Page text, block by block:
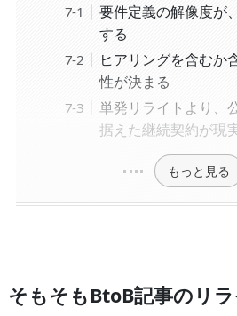
要件定義の解像度が
する
ヒアリングを含むか
性が決まる
単発リライトより、
据えた継続契約が現
もっと見る
そもそもBtoB記事のリ